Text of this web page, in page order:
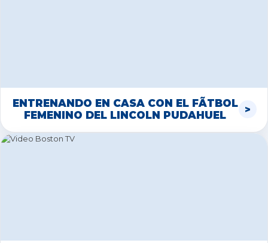
ENTRENANDO EN CASA CON EL FÃTBOL
FEMENINO DEL LINCOLN PUDAHUEL